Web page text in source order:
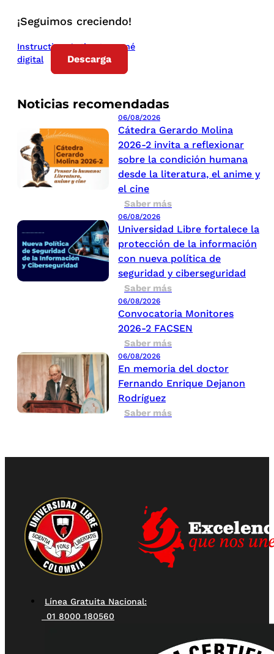
Noticias recomendadas
06/08/2026
Cátedra Gerardo Molina
2026-2 invita a reflexionar
sobre la condición humana
desde la literatura, el anime y
el cine
Saber más
06/08/2026
Universidad Libre fortalece la
protección de la información
con nueva política de
seguridad y ciberseguridad
Saber más
06/08/2026
Convocatoria Monitores
2026-2 FACSEN
Saber más
06/08/2026
En memoria del doctor
Fernando Enrique Dejanon
Rodríguez
Saber más
¡Seguimos creciendo!
Instructivo_Activa tu carné
digital
Descarga
Línea Gratuita Nacional:
01 8000 180560